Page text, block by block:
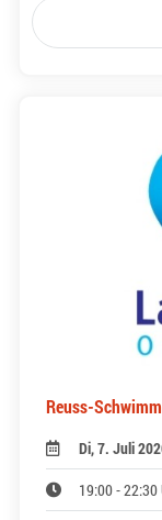
Reuss-
Di, 7. Juli
19:00 - 22:30